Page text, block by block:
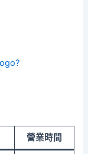
營業時間